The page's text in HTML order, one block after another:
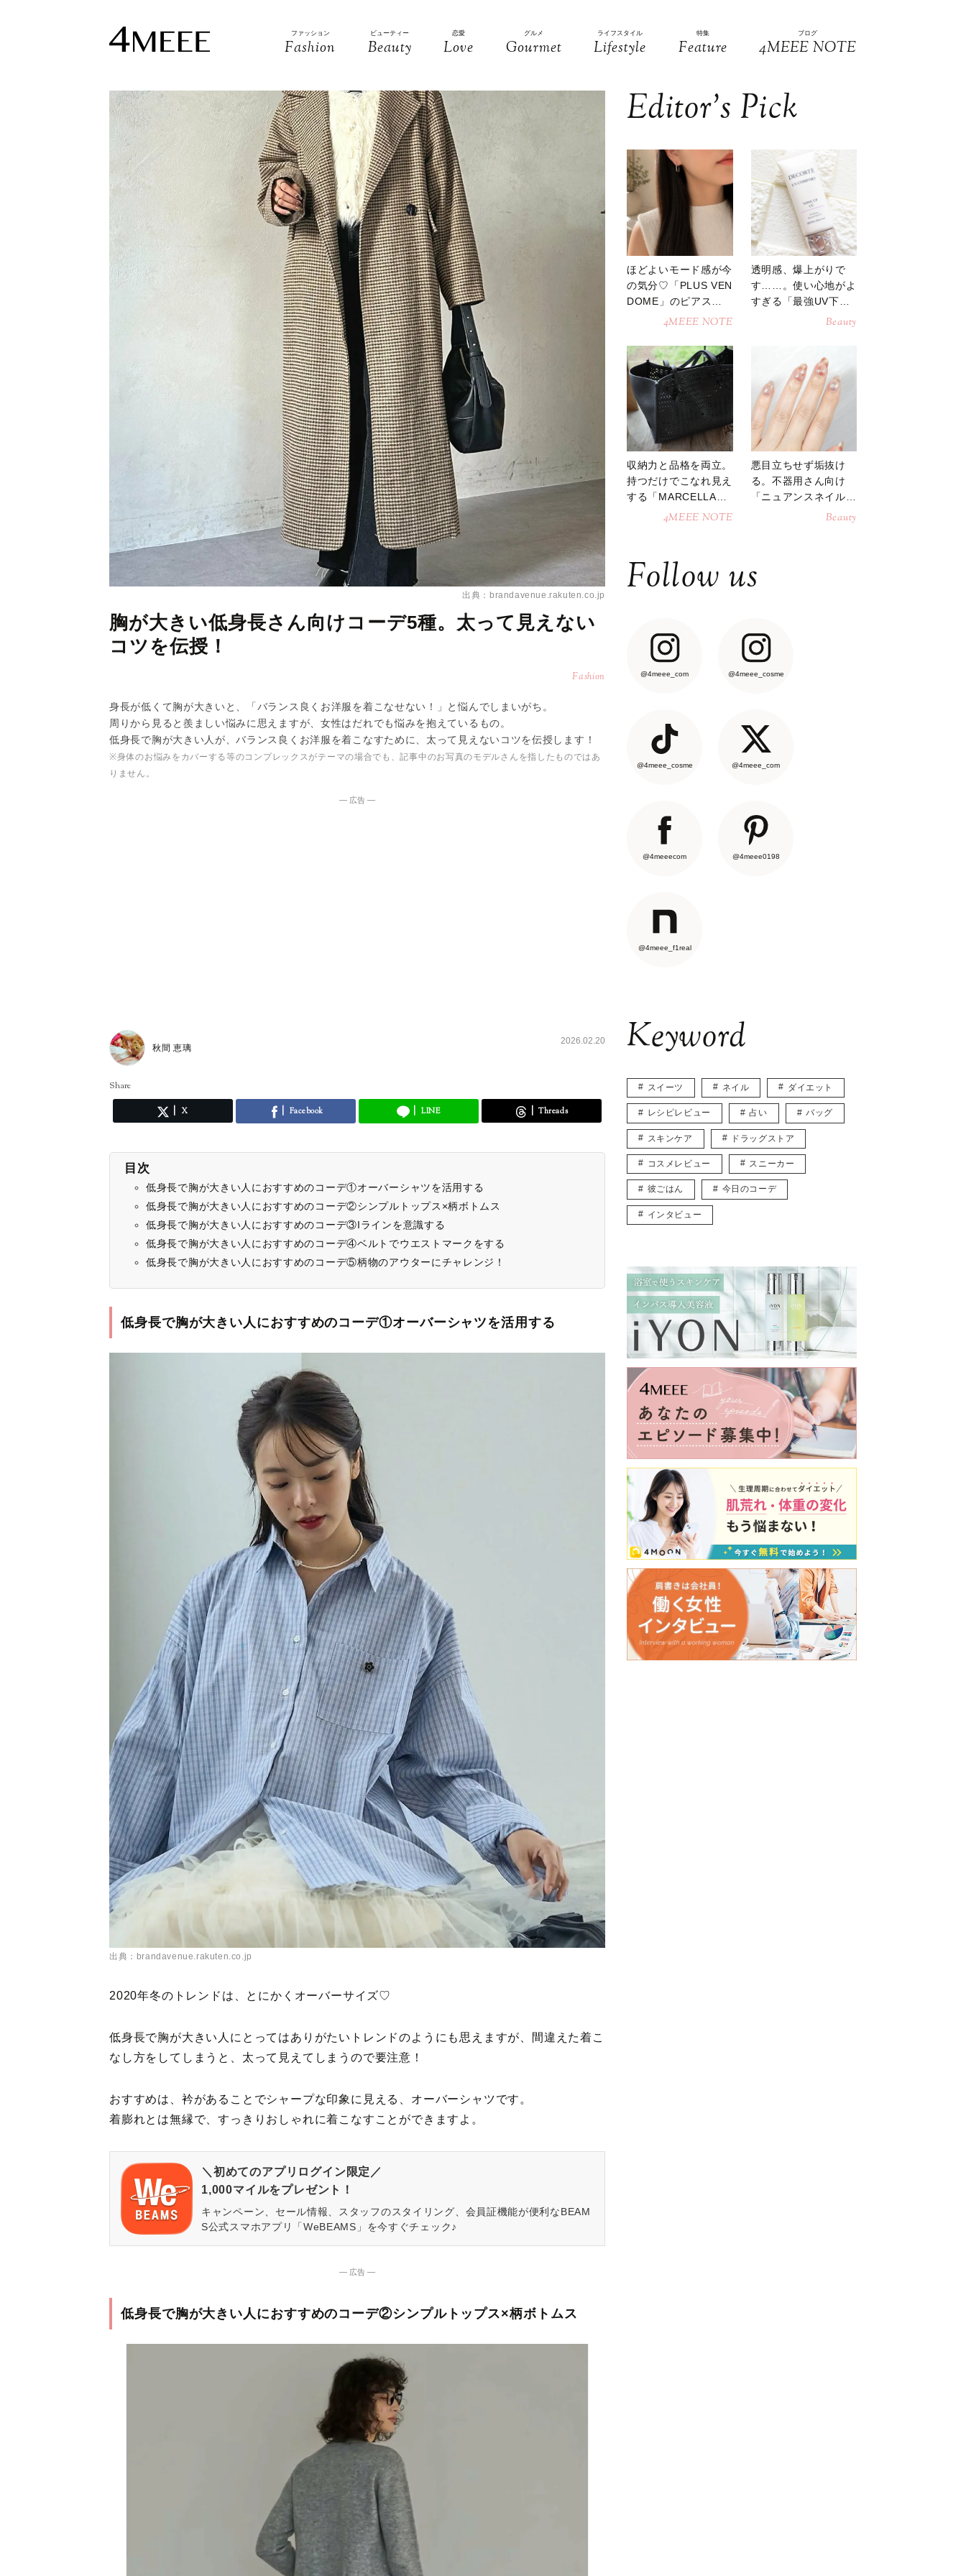
ファッション
Fashion
ビューティー
Beauty
恋愛
Love
グルメ
Gourmet
ライフスタイル
Lifestyle
特集
Feature
ブログ
4MEEE NOTE
出典：brandavenue.rakuten.co.jp
胸が大きい低身長さん向けコーデ5種。太って見えない
コツを伝授！
Fashion
身長が低くて胸が大きいと、「バランス良くお洋服を着こなせない！」と悩んでしまいがち。
周りから見ると羨ましい悩みに思えますが、女性はだれでも悩みを抱えているもの。
低身長で胸が大きい人が、バランス良くお洋服を着こなすために、太って見えないコツを伝授します！
※身体のお悩みをカバーする等のコンプレックスがテーマの場合でも、記事中のお写真のモデルさんを指したものではあ
りません。
― 広告 ―
秋間 恵璃
2026.02.20
Share
X Facebook LINE Threads
目次
低身長で胸が大きい人におすすめのコーデ①オーバーシャツを活用する
低身長で胸が大きい人におすすめのコーデ②シンプルトップス×柄ボトムス
低身長で胸が大きい人におすすめのコーデ③Iラインを意識する
低身長で胸が大きい人におすすめのコーデ④ベルトでウエストマークをする
低身長で胸が大きい人におすすめのコーデ⑤柄物のアウターにチャレンジ！
低身長で胸が大きい人におすすめのコーデ①オーバーシャツを活用する
出典：brandavenue.rakuten.co.jp
2020年冬のトレンドは、とにかくオーバーサイズ♡
低身長で胸が大きい人にとってはありがたいトレンドのようにも思えますが、間違えた着こ
なし方をしてしまうと、太って見えてしまうので要注意！
おすすめは、衿があることでシャープな印象に見える、オーバーシャツです。
着膨れとは無縁で、すっきりおしゃれに着こなすことができますよ。
＼初めてのアプリログイン限定／
1,000マイルをプレゼント！
キャンペーン、セール情報、スタッフのスタイリング、会員証機能が便利なBEAM
S公式スマホアプリ「WeBEAMS」を今すぐチェック♪
― 広告 ―
低身長で胸が大きい人におすすめのコーデ②シンプルトップス×柄ボトムス
Editor’s Pick
ほどよいモード感が今
の気分♡「PLUS VEN
DOME」のピアスが
4MEEE NOTE
透明感、爆上がりで
す……。使い心地がよ
すぎる「最強UV下
Beauty
収納力と品格を両立。
持つだけでこなれ見え
する「MARCELLAト
ートバッグ」4MEEE NOTE
悪目立ちせず垢抜け
る。不器用さん向け
「ニュアンスネイル」
Beauty
Follow us
@4meee_com @4meee_cosme
@4meee_cosme @4meee_com
@4meeecom @4meee0198
@4meee_f1real
Keyword
スイーツ ネイル ダイエット
レシピレビュー 占い バッグ
スキンケア ドラッグストア
コスメレビュー スニーカー
彼ごはん 今日のコーデ
インタビュー